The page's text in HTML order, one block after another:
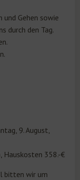
Gehen sowie
durch den Tag.
9. August,
Hauskosten 358.-€
bitten wir um